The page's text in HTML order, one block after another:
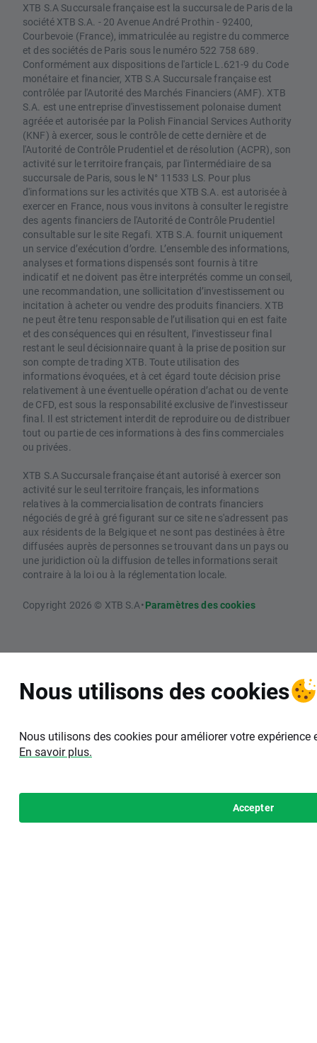
XTB S.A Succursale française est la succursale de Paris de la
société XTB S.A. - 20 Avenue André Prothin - 92400,
Courbevoie (France), immatriculée au registre du commerce
et des sociétés de Paris sous le numéro 522 758 689.
Conformément aux dispositions de l'article L.621-9 du Code
monétaire et financier, XTB S.A Succursale française est
contrôlée par l'Autorité des Marchés Financiers (AMF). XTB
S.A. est une entreprise d'investissement polonaise dument
agréée et autorisée par la Polish Financial Services Authority
(KNF) à exercer, sous le contrôle de cette dernière et de
l'Autorité de Contrôle Prudentiel et de résolution (ACPR), son
activité sur le territoire français, par l'intermédiaire de sa
succursale de Paris, sous le N° 11533 LS. Pour plus
d'informations sur les activités que XTB S.A. est autorisée à
exercer en France, nous vous invitons à consulter le registre
des agents financiers de l'Autorité de Contrôle Prudentiel
consultable sur le site Regafi. XTB S.A. fournit uniquement
un service d’exécution d’ordre. L’ensemble des informations,
analyses et formations dispensés sont fournis à titre
indicatif et ne doivent pas être interprétés comme un conseil,
une recommandation, une sollicitation d’investissement ou
incitation à acheter ou vendre des produits financiers. XTB
ne peut être tenu responsable de l’utilisation qui en est faite
et des conséquences qui en résultent, l’investisseur final
restant le seul décisionnaire quant à la prise de position sur
son compte de trading XTB. Toute utilisation des
informations évoquées, et à cet égard toute décision prise
relativement à une éventuelle opération d’achat ou de vente
de CFD, est sous la responsabilité exclusive de l’investisseur
final. Il est strictement interdit de reproduire ou de distribuer
tout ou partie de ces informations à des fins commerciales
ou privées.
XTB S.A Succursale française étant autorisé à exercer son
activité sur le seul territoire français, les informations
relatives à la commercialisation de contrats financiers
négociés de gré à gré figurant sur ce site ne s'adressent pas
aux résidents de la Belgique et ne sont pas destinées à être
diffusées auprès de personnes se trouvant dans un pays ou
une juridiction où la diffusion de telles informations serait
contraire à la loi ou à la réglementation locale.
Copyright 2026 © XTB S.A•Paramètres des cookies
Nous utilisons des cookies
Nous utilisons des cookies pour améliorer votre
En savoir plus.
Accepter